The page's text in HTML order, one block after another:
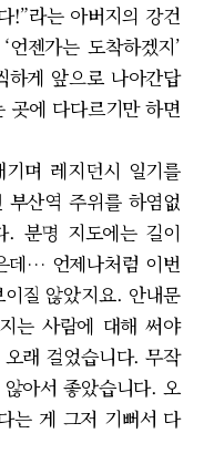
!”라는 아버지의 강건
젠가는 도착하겠지’
게 앞으로 나아간답
곳에 다다르기만 하면
며 레지던시 일기를
산역 주위를 하염없
. 분명 지도에는 길이
데… 언제나처럼 이번
질 않았지요. 안내문
는 사람에 대해 써야
래 걸었습니다. 무작
아서 좋았습니다. 오
는 게 그저 기뻐서 다